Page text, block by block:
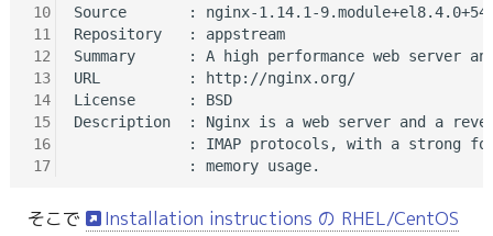
10
11
12
13
14
15
16
17
Source       : nginx-1.14.1-
Repository   : appstream
Summary      : A high performance web server
URL          : http://nginx.org/
License      : BSD
Description  : Nginx is a web server and a
: IMAP protocols, with a strong
そこで
Installation instructions の RHEL/CentOS